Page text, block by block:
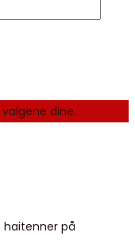
dine.
haitenner på